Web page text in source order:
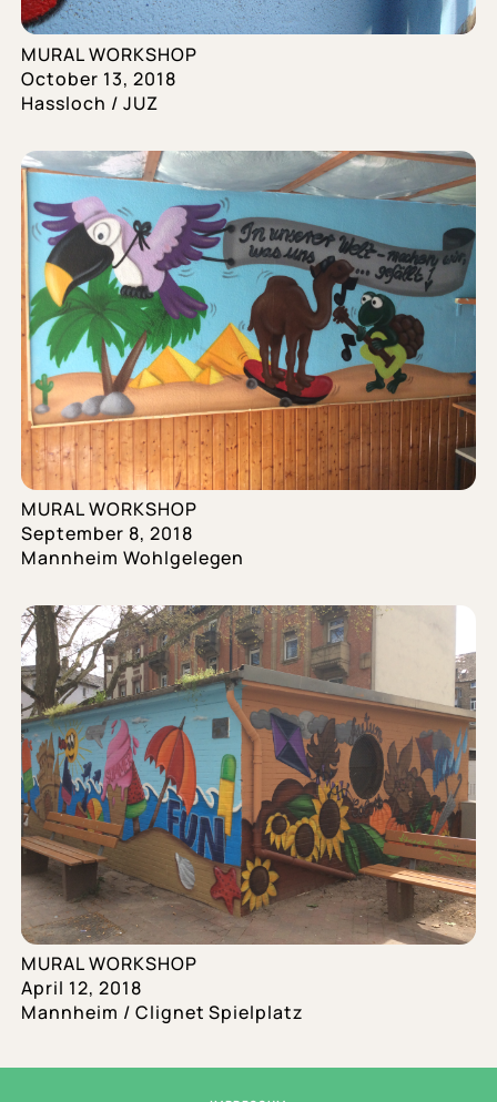
MURAL WORKSHOP
October 13, 2018
Hassloch / JUZ
MURAL WORKSHOP
September 8, 2018
Mannheim Wohlgelegen
MURAL WORKSHOP
April 12, 2018
Mannheim / Clignet Spielplatz